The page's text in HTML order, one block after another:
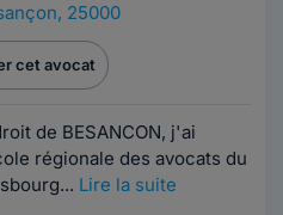
25000
cet avocat
de BESANCON, j'ai
régionale des avocats du
Lire la suite